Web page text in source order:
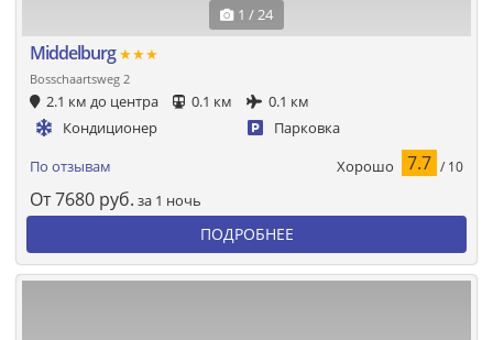
1 / 24
Middelburg★★★
Bosschaartsweg 2
2.1 км до центра 0.1 км
0.1 км
Кондиционер
Парковка
По отзывам Хорошо 7.7 / 10
От7680 руб. за 1 ночь
ПОДРОБНЕЕ